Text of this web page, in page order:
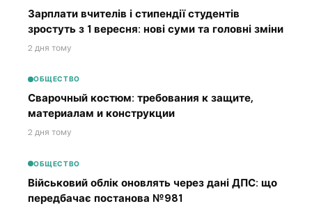
Зарплати вчителів і стипендії студентів
зростуть з 1 вересня: нові суми та головні зміни
2 дня тому
ОБЩЕСТВО
Сварочный костюм: требования к защите,
материалам и конструкции
2 дня тому
ОБЩЕСТВО
Військовий облік оновлять через дані ДПС: що
передбачає постанова №981